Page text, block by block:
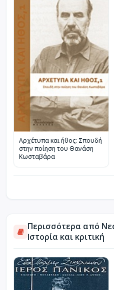
Αρχέτυπα και ήθος: Σπουδή
στην ποίηση του Θανάση
Κωσταβάρα
Περισσότερα από
Ιστορία και κριτική